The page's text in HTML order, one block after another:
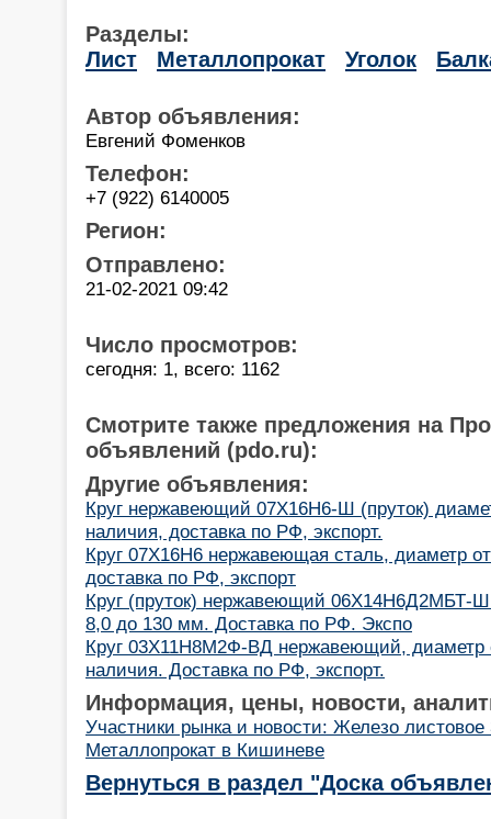
Разделы:
Лист
Металлопрокат Уголок
Автор объявления:
Евгений Фоменков
Телефон:
+7 (922) 6140005
Регион:
Отправлено:
21-02-2021 09:42
Число просмотров:
сегодня: 1, всего: 1162
Смотрите также предложения на
объявлений (pdo.ru):
Другие объявления:
Круг нержавеющий 07Х16Н6-Ш (пруток)
наличия, доставка по РФ, экспорт.
Круг 07Х16Н6 нержавеющая сталь, диаметр
доставка по РФ, экспорт
Круг (пруток) нержавеющий 06Х14Н6Д2МБТ-
8,0 до 130 мм. Доставка по РФ. Экспо
Круг 03Х11Н8М2Ф-ВД нержавеющий, диаметр
наличия. Доставка по РФ, экспорт.
Информация, цены, новости,
Участники рынка и новости: Железо листовое
Металлопрокат в Кишиневе
Вернуться в раздел "Доска